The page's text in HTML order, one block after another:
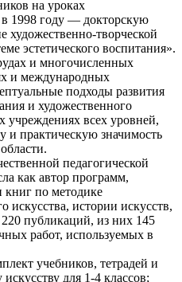
на уроках
в 1998 году — докторскую
художественно-творческой
эстетического воспитания».
и многочисленных
и международных
подходы развития
и художественного
учреждениях всех уровней,
и практическую значимость
педагогической
как автор программ,
книг по методике
искусства, истории искусств,
публикаций, из них 145
работ, используемых в
учебников, тетрадей и
для 1-4 классов;